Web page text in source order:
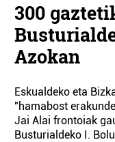
300
Azokan
Eskualdeko eta
"hamabost
Jai Alai frontoiak
Busturialdeko I.